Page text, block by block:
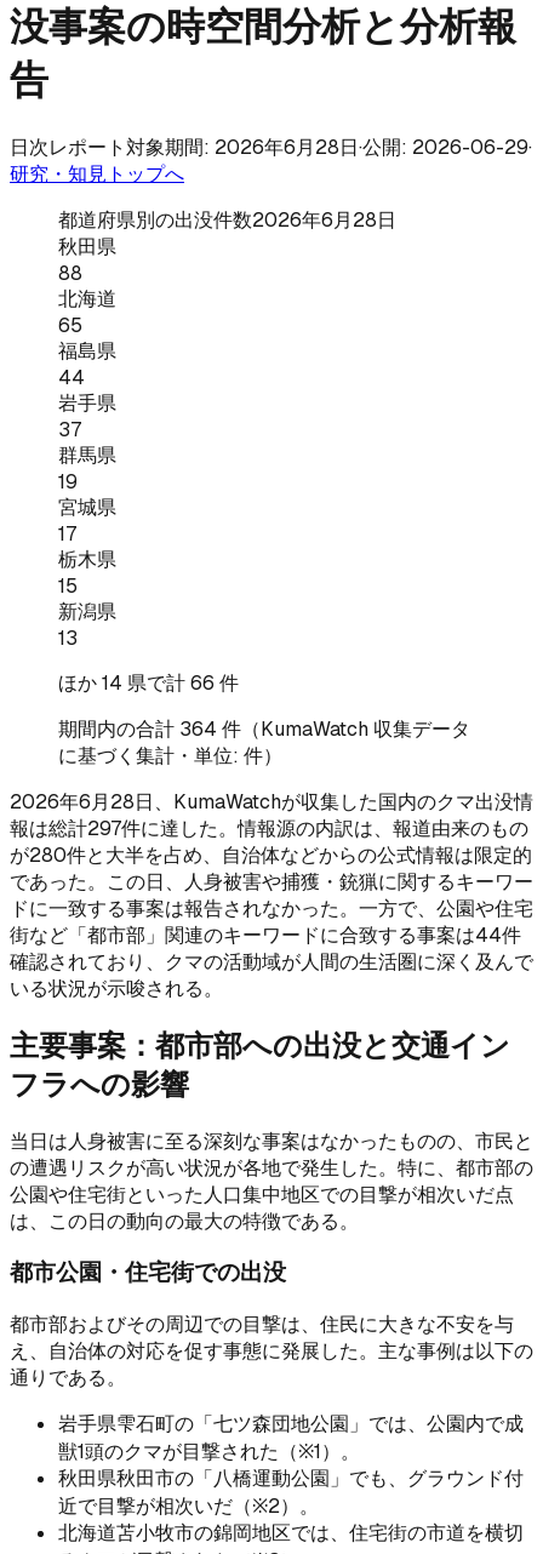
没事案の時空間分析と分析報
告
日次レポート 対象期間: 2026年6月28日·公開: 2026-06-29·
研究・知見トップへ
都道府県別の出没件数2026年6月28日
秋田県
88
北海道
65
福島県
44
岩手県
37
群馬県
19
宮城県
17
栃木県
15
新潟県
13
ほか14 県で計66 件
期間内の合計 364 件（KumaWatch 収集データ
に基づく集計・単位: 件）
2026年6月28日、KumaWatchが収集した国内のクマ出没情
報は総計297件に達した。情報源の内訳は、報道由来のもの
が280件と大半を占め、自治体などからの公式情報は限定的
であった。この日、人身被害や捕獲・銃猟に関するキーワー
ドに一致する事案は報告されなかった。一方で、公園や住宅
街など「都市部」関連のキーワードに合致する事案は44件
確認されており、クマの活動域が人間の生活圏に深く及んで
いる状況が示唆される。
主要事案：都市部への出没と交通イン
フラへの影響
当日は人身被害に至る深刻な事案はなかったものの、市民と
の遭遇リスクが高い状況が各地で発生した。特に、都市部の
公園や住宅街といった人口集中地区での目撃が相次いだ点
は、この日の動向の最大の特徴である。
都市公園・住宅街での出没
都市部およびその周辺での目撃は、住民に大きな不安を与
え、自治体の対応を促す事態に発展した。主な事例は以下の
通りである。
岩手県雫石町の「七ツ森団地公園」では、公園内で成
獣1頭のクマが目撃された（※1）。
秋田県秋田市の「八橋運動公園」でも、グラウンド付
近で目撃が相次いだ（※2）。
北海道苫小牧市の錦岡地区では、住宅街の市道を横切